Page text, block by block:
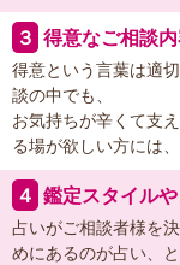
３ 得意なご相談
得意という言葉は適
談の中でも、
お気持ちが辛くて支
る場が欲しい方には
４ 鑑定スタイル
占いがご相談者様を
めにあるのが占い、と